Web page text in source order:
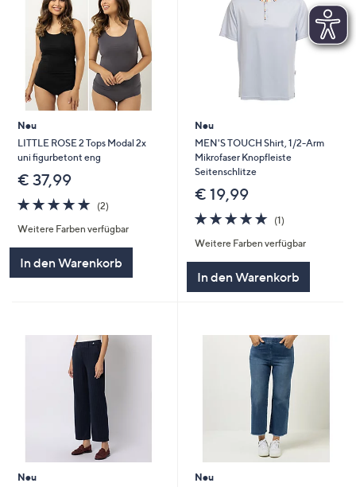
Neu
LITTLE ROSE 2 Tops Modal 2x
uni figurbetont eng
€ 37,99
5.0
von
5
(2)
Weitere Farben verfügbar
In den Warenkorb
Neu
MEN'S TOUCH Shirt, 1/2-Arm
Mikrofaser Knopfleiste
Seitenschlitze
€ 19,99
5.0
von
5
(1)1
Weitere Farben verfügbar
In den Warenkorb
Neu
Neu